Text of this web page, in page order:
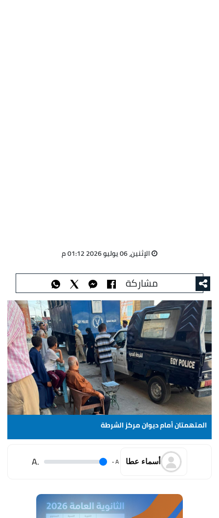
الإثنين، 06 يوليو 2026 01:12 م
مشاركة
المتهمتان أمام ديوان مركز الشرطة
أسماء عطا A
.
.A